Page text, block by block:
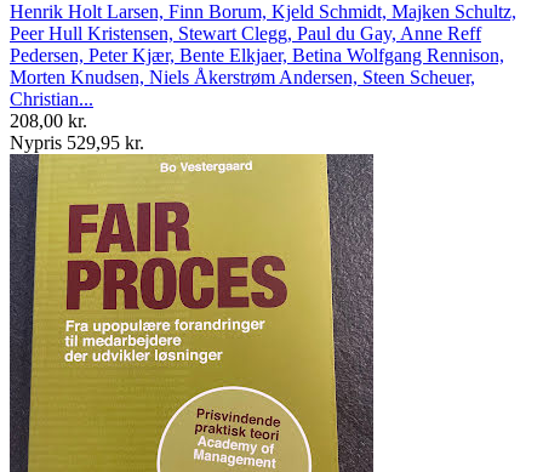
Henrik Holt Larsen, Finn Borum, Kjeld Schmidt, Majken Schultz,
Peer Hull Kristensen, Stewart Clegg, Paul du Gay, Anne Reff
Pedersen, Peter Kjær, Bente Elkjaer, Betina Wolfgang Rennison,
Morten Knudsen, Niels Åkerstrøm Andersen, Steen Scheuer,
Christian...
208,00 kr.
Nypris 529,95 kr.